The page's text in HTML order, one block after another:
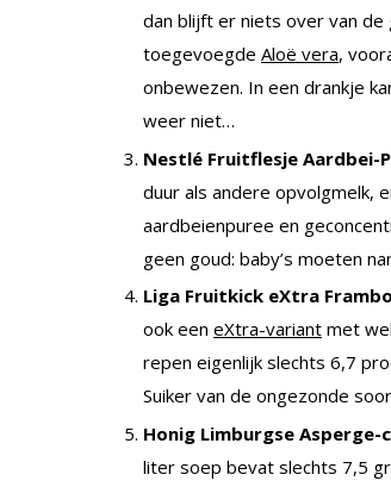
dan blijft er niets over van de
toegevoegde Aloë vera,
onbewezen. In een drankje
weer niet…
Nestlé Fruitflesje Aardbei-
duur als andere opvolgmelk,
aardbeienpuree en
geen goud: baby’s moeten
Liga Fruitkick eXtra
ook een eXtra-variant met
repen eigenlijk slechts 6,7
Suiker van de ongezonde
Honig Limburgse Asperge-
liter soep bevat slechts 7,5